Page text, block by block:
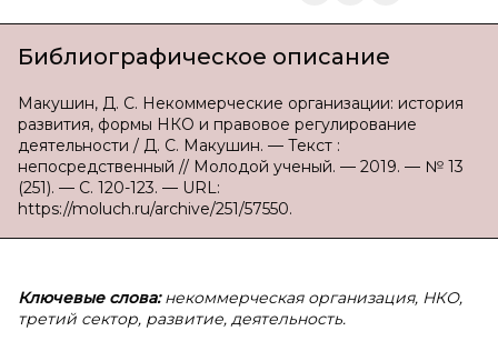
Библиографическое описание
Макушин, Д. С. Некоммерческие организации: история
развития, формы НКО и правовое регулирование
деятельности / Д. С. Макушин. — Текст :
непосредственный // Молодой ученый. — 2019. — № 13
(251). — С. 120-123. — URL:
https://moluch.ru/archive/251/57550.
Ключевые слова:некоммерческая организация, НКО,
третий сектор, развитие, деятельность.